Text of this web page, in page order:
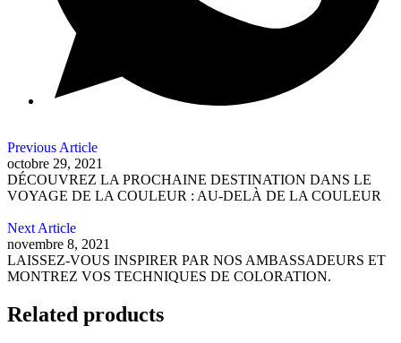
Previous Article
octobre 29, 2021
DÉCOUVREZ LA PROCHAINE DESTINATION DANS LE
VOYAGE DE LA COULEUR : AU-DELÀ DE LA COULEUR
Next Article
novembre 8, 2021
LAISSEZ-VOUS INSPIRER PAR NOS AMBASSADEURS ET
MONTREZ VOS TECHNIQUES DE COLORATION.
Related products